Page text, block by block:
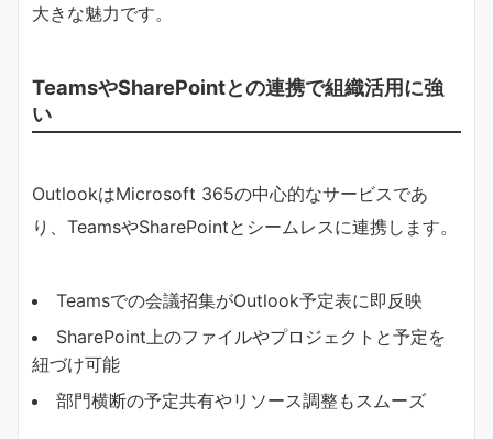
大きな魅力です。
TeamsやSharePointとの連携で組織活用に強
い
OutlookはMicrosoft 365の中心的なサービスであ
り、TeamsやSharePointとシームレスに連携します。
Teamsでの会議招集がOutlook予定表に即反映
SharePoint上のファイルやプロジェクトと予定を
紐づけ可能
部門横断の予定共有やリソース調整もスムーズ